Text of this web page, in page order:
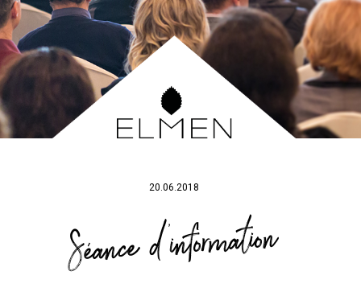
20.06.2018
Séance d’information